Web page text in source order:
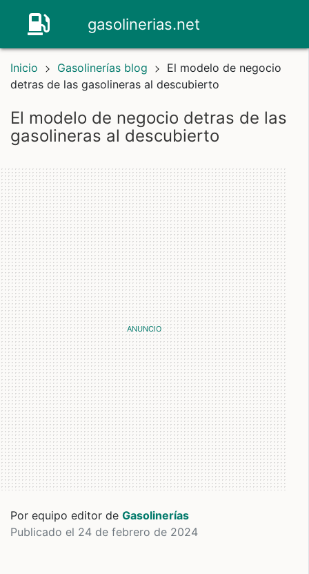
gasolinerias.net
Inicio Gasolinerías blog
El modelo de negocio
detras de las gasolineras al descubierto
el modelo de negocio detras de las
gasolineras al descubierto
Por equipo editor de Gasolinerías
Publicado el 24 de febrero de 2024